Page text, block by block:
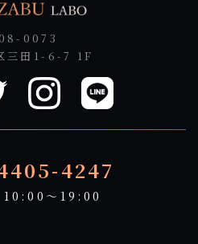
0073
三田1-6-7 1F
4247
10:00～19:00